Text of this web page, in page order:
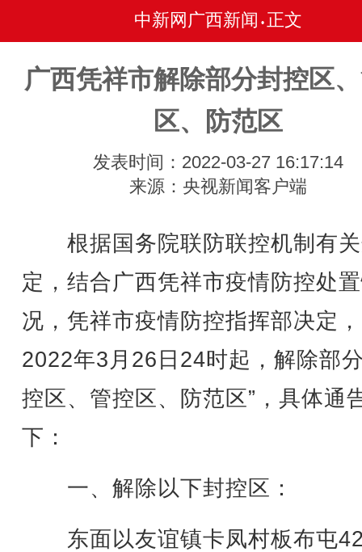
中新网广西新闻 • 正文
广西凭祥市解除部分封控区
区、防范区
发表时间：2022-03-27 16:17:14
来源：央视新闻客户端
根据国务院联防联控机制有
定，结合广西凭祥市疫情防控处
况，凭祥市疫情防控指挥部决定
2022年3月26日24时起，解除部
控区、管控区、防范区”，具体通
下：
一、解除以下封控区：
东面以友谊镇卡凤村板布屯